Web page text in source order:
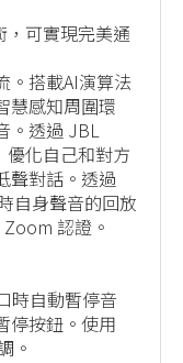
可實現完美通
。搭載AI演算法
慧感知周圍環
。透過 JBL
化自己和對方
聲對話。透過
自身聲音的回放
認證。
時自動暫停音
停按鈕。使用
。